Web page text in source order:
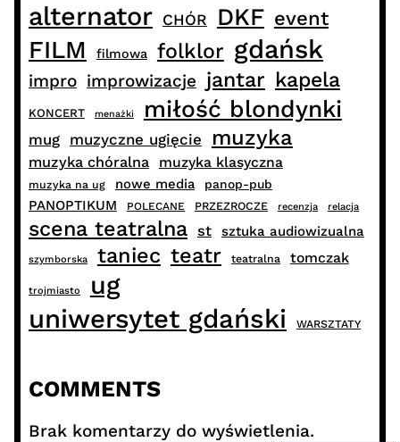
alternator CHÓR DKF event
FILM filmowa folklor gdańsk
impro improwizacje jantar kapela
KONCERT menażki miłość blondynki
mug muzyczne ugięcie muzyka
muzyka chóralna muzyka klasyczna
muzyka na ug nowe media panop-pub
PANOPTIKUM POLECANE PRZEZROCZE recenzja relacja
scena teatralna st sztuka audiowizualna
szymborska taniec teatr teatralna tomczak
trojmiasto
ug
uniwersytet gdański
WARSZTATY
COMMENTS
Brak komentarzy do wyświetlenia.